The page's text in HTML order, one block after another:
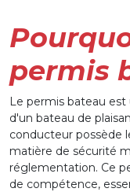
permis
Le permis bateau
d'un bateau de
conducteur possède
matière de sécurité
réglementation. Ce
de compétence,